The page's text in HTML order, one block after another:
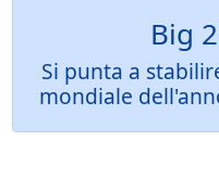
Big
Si punta a
mondiale